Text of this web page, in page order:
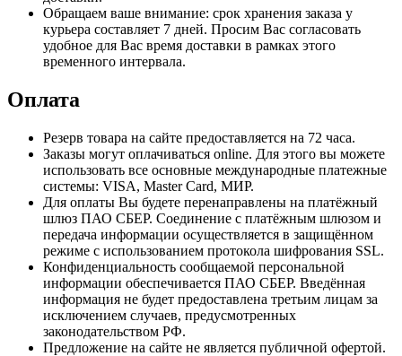
Обращаем ваше внимание: срок хранения заказа у
курьера составляет 7 дней. Просим Вас согласовать
удобное для Вас время доставки в рамках этого
временного интервала.
Оплата
Резерв товара на сайте предоставляется на 72 часа.
Заказы могут оплачиваться online. Для этого вы можете
использовать все основные международные платежные
системы: VISA, Master Card, МИР.
Для оплаты Вы будете перенаправлены на платёжный
шлюз ПАО СБЕР. Соединение с платёжным шлюзом и
передача информации осуществляется в защищённом
режиме с использованием протокола шифрования SSL.
Конфиденциальность сообщаемой персональной
информации обеспечивается ПАО СБЕР. Введённая
информация не будет предоставлена третьим лицам за
исключением случаев, предусмотренных
законодательством РФ.
Предложение на сайте не является публичной офертой.